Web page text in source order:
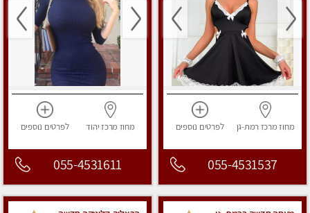
מחוז מרכז רמת-גן לפרטים נוספים
055-4531537
מחוז מרכז יהוד לפרטים נוספים
055-4531611